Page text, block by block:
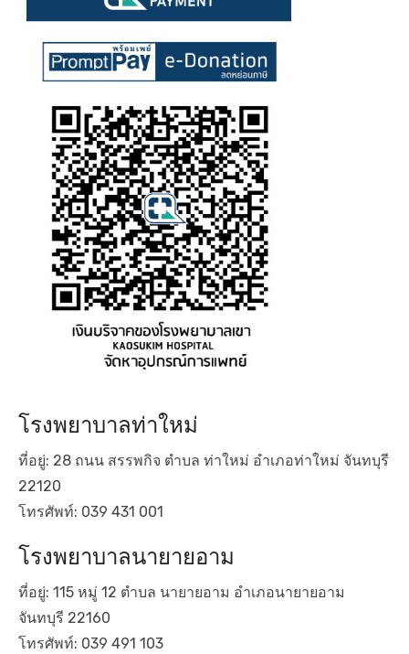
โรงพยาบาลท่าใหม่
ที่อยู่: 28 ถนน สรรพกิจ ตำบล ท่าใหม่ อำเภอท่าใหม่ จันทบุรี
22120
โทรศัพท์: 039 431 001
โรงพยาบาลนายายอาม
ที่อยู่: 115 หมู่ 12 ตำบล นายายอาม อำเภอนายายอาม
จันทบุรี 22160
โทรศัพท์: 039 491 103